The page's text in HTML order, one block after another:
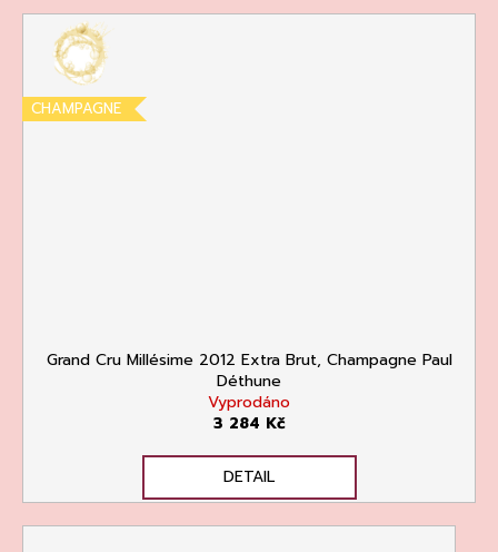
CHAMPAGNE
Grand Cru Millésime 2012 Extra Brut, Champagne Paul
Déthune
Vyprodáno
3 284 Kč
DETAIL